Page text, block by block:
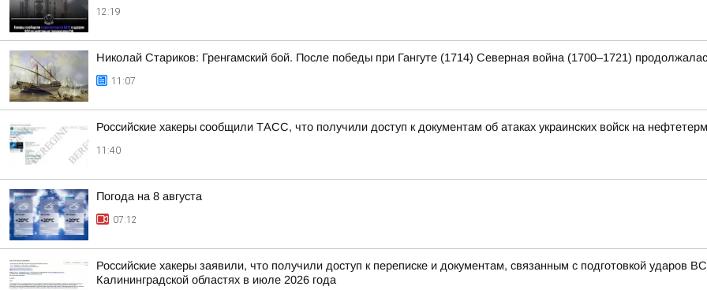
12:19
Николай Стариков: Гренгамский бой. После победы при Гангуте (1714) Северная война (1700–1721)
11:07
Российские хакеры сообщили ТАСС, что получили доступ к документам об атаках украинских войск на
11:40
Погода на 8 августа
07:12
Российские хакеры заявили, что получили доступ к переписке и документам, связанным с подготовкой
Калининградской областях в июле 2026 года